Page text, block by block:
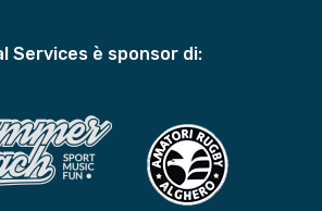
Services è sponsor di: